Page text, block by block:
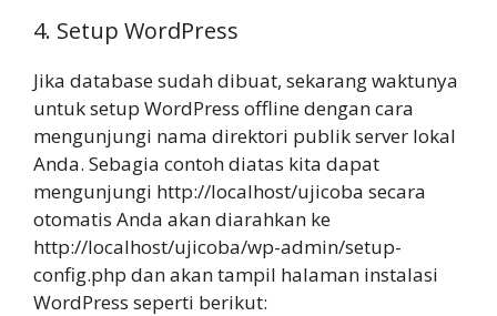
4. Setup WordPress
Jika database sudah dibuat, sekarang waktunya
untuk setup WordPress offline dengan cara
mengunjungi nama direktori publik server lokal
Anda. Sebagia contoh diatas kita dapat
mengunjungi http://localhost/ujicoba secara
otomatis Anda akan diarahkan ke
http://localhost/ujicoba/wp-admin/setup-
config.php dan akan tampil halaman instalasi
WordPress seperti berikut: